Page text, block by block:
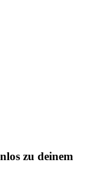
zu deinem